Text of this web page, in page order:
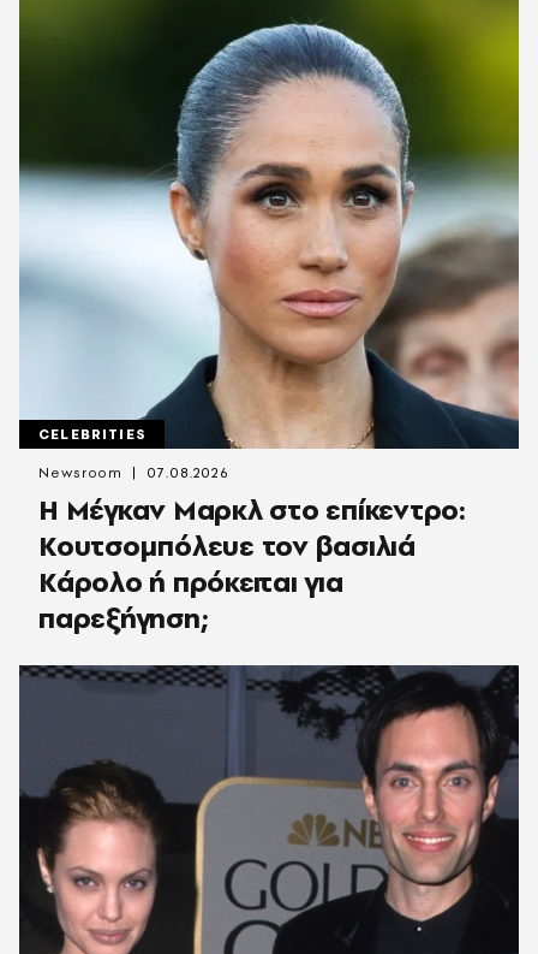
CELEBRITIES
Η Μέγκαν Μαρκλ στο επίκεντρο:
Κουτσομπόλευε τον βασιλιά
Κάρολο ή πρόκειται για
παρεξήγηση;
Newsroom 07.08.2026